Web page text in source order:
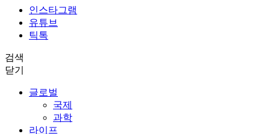
인스타그램
유튜브
틱톡
검색
닫기
글로벌
국제
과학
라이프